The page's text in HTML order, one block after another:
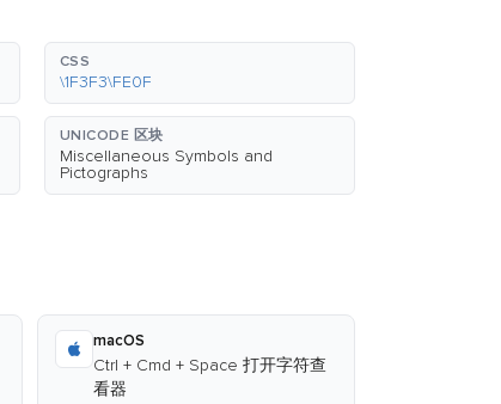
CSS
\1F3F3\FE0F
UNICODE 区块
Miscellaneous Symbols and
Pictographs
macOS
Ctrl + Cmd + Space 打开字符查
看器